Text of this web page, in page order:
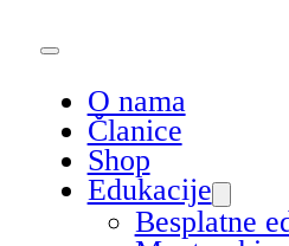
O nama
Članice
Shop
Edukacije
Besplatne